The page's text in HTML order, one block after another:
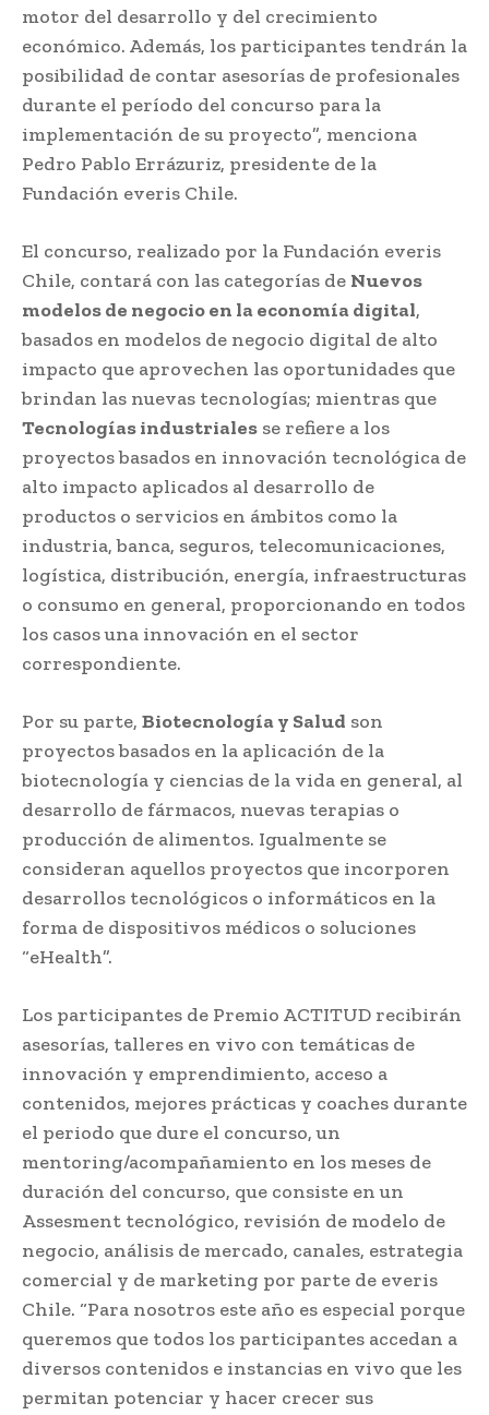
motor del desarrollo y del crecimiento
económico. Además, los participantes tendrán la
posibilidad de contar asesorías de profesionales
durante el período del concurso para la
implementación de su proyecto”, menciona
Pedro Pablo Errázuriz, presidente de la
Fundación everis Chile.
El concurso, realizado por la Fundación everis
Chile, contará con las categorías de Nuevos
modelos de negocio en la economía digital,
basados en modelos de negocio digital de alto
impacto que aprovechen las oportunidades que
brindan las nuevas tecnologías; mientras que
Tecnologías industriales se refiere a los
proyectos basados en innovación tecnológica de
alto impacto aplicados al desarrollo de
productos o servicios en ámbitos como la
industria, banca, seguros, telecomunicaciones,
logística, distribución, energía, infraestructuras
o consumo en general, proporcionando en todos
los casos una innovación en el sector
correspondiente.
Por su parte, Biotecnología y Salud son
proyectos basados en la aplicación de la
biotecnología y ciencias de la vida en general, al
desarrollo de fármacos, nuevas terapias o
producción de alimentos. Igualmente se
consideran aquellos proyectos que incorporen
desarrollos tecnológicos o informáticos en la
forma de dispositivos médicos o soluciones
“eHealth”.
Los participantes de Premio ACTITUD recibirán
asesorías, talleres en vivo con temáticas de
innovación y emprendimiento, acceso a
contenidos, mejores prácticas y coaches durante
el periodo que dure el concurso, un
mentoring/acompañamiento en los meses de
duración del concurso, que consiste en un
Assesment tecnológico, revisión de modelo de
negocio, análisis de mercado, canales, estrategia
comercial y de marketing por parte de everis
Chile. “Para nosotros este año es especial porque
queremos que todos los participantes accedan a
diversos contenidos e instancias en vivo que les
permitan potenciar y hacer crecer sus